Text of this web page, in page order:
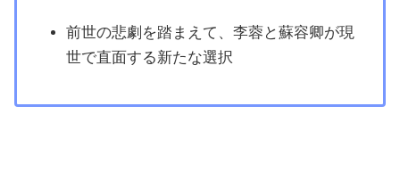
前世の悲劇を踏まえて、李蓉と蘇容卿が現
世で直面する新たな選択